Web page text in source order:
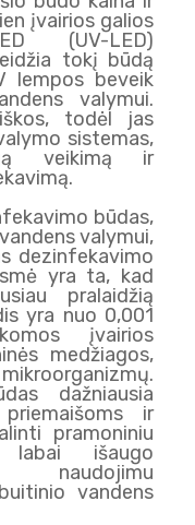
įvairios galios
(UV-LED)
tokį būdą
lempos beveik
valymui.
todėl jas
sistemas,
veikimą ir
būdas,
valymui,
dezinfekavimo
yra ta, kad
pralaidžią
yra nuo 0,001
įvairios
medžiagos,
dažniausia
ir
pramoniniu
išaugo
vandens